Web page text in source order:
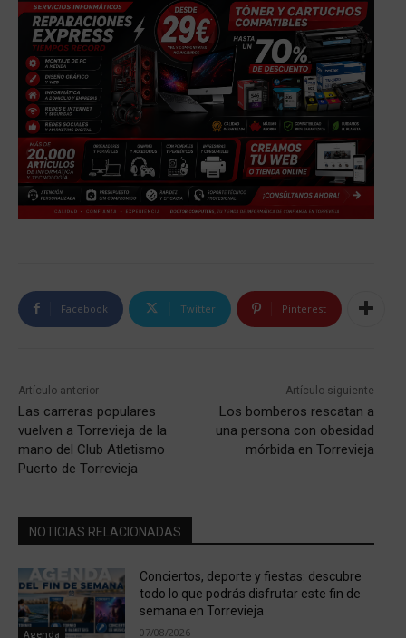
Facebook Twitter Pinterest
Artículo anterior
Las carreras populares
vuelven a Torrevieja de la
mano del Club Atletismo
Puerto de Torrevieja
Artículo siguiente
Los bomberos rescatan a
una persona con obesidad
mórbida en Torrevieja
NOTICIAS RELACIONADAS
Agenda
Conciertos, deporte y fiestas: descubre
todo lo que podrás disfrutar este fin de
semana en Torrevieja
07/08/2026